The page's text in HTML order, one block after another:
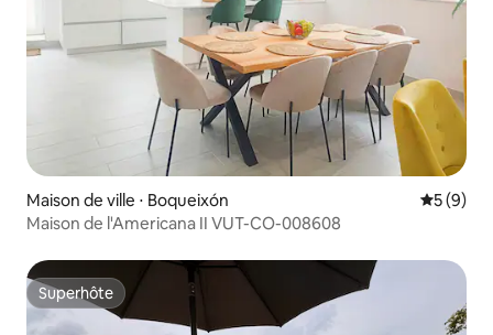
Maison de ville ⋅ Boqueixón
5 (9)
Maison de l'Americana II VUT-CO-008608
Superhôte
Superhôte